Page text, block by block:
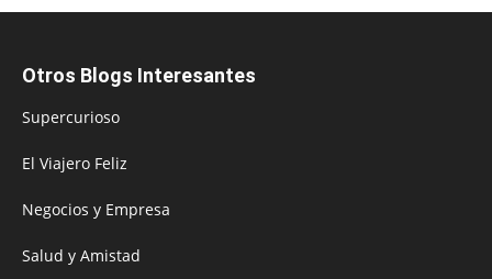
Otros Blogs Interesantes
Supercurioso
El Viajero Feliz
Negocios y Empresa
Salud y Amistad